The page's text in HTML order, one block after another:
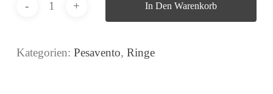
In Den Warenkorb
Kategorien: Pesavento, Ringe